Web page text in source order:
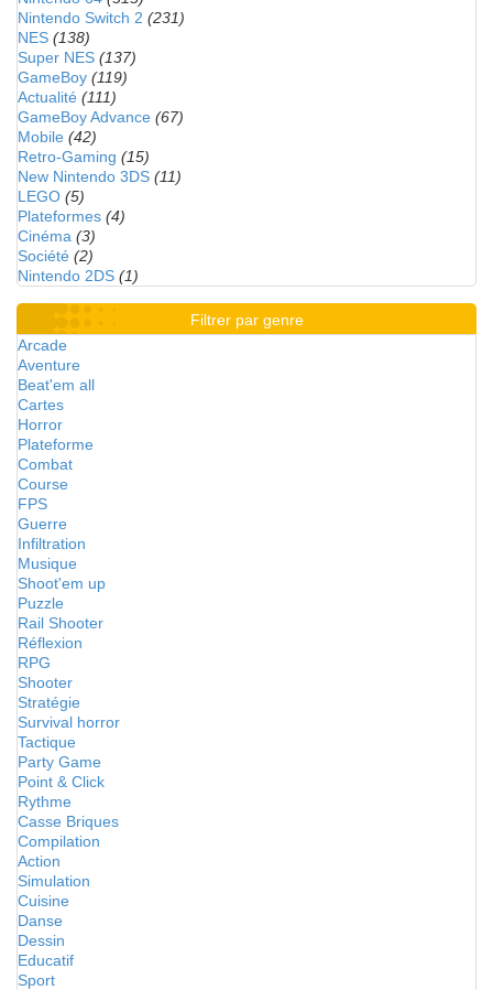
Nintendo Switch 2 (231)
NES (138)
Super NES (137)
GameBoy (119)
Actualité (111)
GameBoy Advance (67)
Mobile (42)
Retro-Gaming (15)
New Nintendo 3DS (11)
LEGO (5)
Plateformes (4)
Cinéma (3)
Société (2)
Nintendo 2DS (1)
Filtrer par genre
Arcade
Aventure
Beat'em all
Cartes
Horror
Plateforme
Combat
Course
FPS
Guerre
Infiltration
Musique
Shoot'em up
Puzzle
Rail Shooter
Réflexion
RPG
Shooter
Stratégie
Survival horror
Tactique
Party Game
Point & Click
Rythme
Casse Briques
Compilation
Action
Simulation
Cuisine
Danse
Dessin
Educatif
Sport